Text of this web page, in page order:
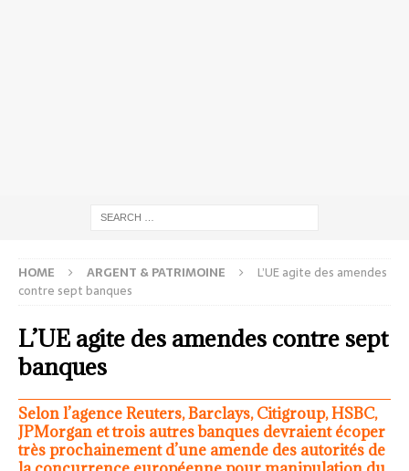
HOME ARGENT & PATRIMOINE
L’UE agite des amendes
contre sept banques
L’UE agite des amendes contre sept
banques
Selon l’agence Reuters, Barclays, Citigroup, HSBC,
JPMorgan et trois autres banques devraient écoper
très prochainement d’une amende des autorités de